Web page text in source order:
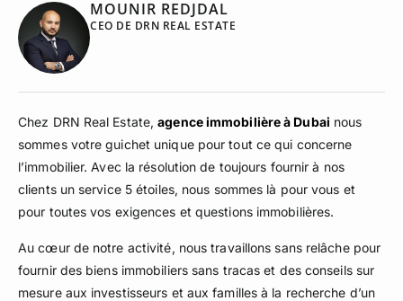
MOUNIR REDJDAL
CEO DE DRN REAL ESTATE
Chez DRN Real Estate,agence immobilière à Dubai nous
sommes votre guichet unique pour tout ce qui concerne
l’immobilier. Avec la résolution de toujours fournir à nos
clients un service 5 étoiles, nous sommes là pour vous et
pour toutes vos exigences et questions immobilières.
Au cœur de notre activité, nous travaillons sans relâche pour
fournir des biens immobiliers sans tracas et des conseils sur
mesure aux investisseurs et aux familles à la recherche d’un